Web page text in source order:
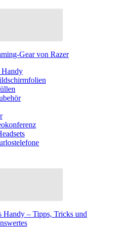
Gear von Razer
Handy
Handy – Tipps, Tricks und